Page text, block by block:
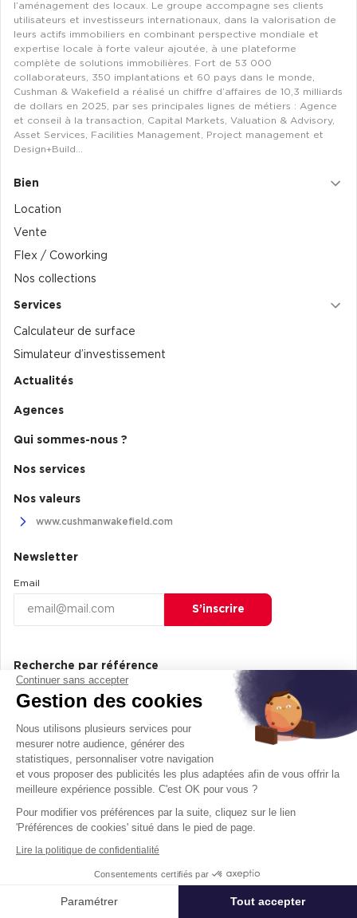
Affiner ma recherche
Location Bureaux Mulhouse
Location Bureaux Saint-Denis
Location Bureaux Massy
Location Bureaux Nanterre
Location Bureaux Courbevoie
Location Bureaux Puteaux
Location Bureaux Asnières-Sur-Seine
Location Bureaux Montrouge
l’aménagement des locaux. Le groupe accompagne ses clients
utilisateurs et investisseurs internationaux, dans la valorisation de
leurs actifs immobiliers en combinant perspective mondiale et
expertise locale à forte valeur ajoutée, à une plateforme
complète de solutions immobilières. Fort de 53 000
collaborateurs, 350 implantations et 60 pays dans le monde,
Cushman & Wakefield a réalisé un chiffre d’affaires de 10,3 milliards
de dollars en 2025, par ses principales lignes de métiers : Agence
et conseil à la transaction, Capital Markets, Valuation & Advisory,
Asset Services, Facilities Management, Project management et
Design+Build…
Bien
Location
Vente
Flex / Coworking
Nos collections
Services
Calculateur de surface
Simulateur d’investissement
Actualités
Agences
Qui sommes-nous ?
Nos services
Nos valeurs
www.cushmanwakefield.com
Newsletter
Email
S’inscrire
Recherche par référence
Rechercher
Bureaux
Location de bureaux
Location Bureaux à Marseille (13000)
Continuer sans accepter
Gestion des cookies
Nous utilisons plusieurs services pour
mesurer notre audience, générer des
statistiques, personnaliser votre navigation
et vous proposer des publicités les plus adaptées afin de vous offrir la
meilleure expérience possible. C'est OK pour vous ?
Pour modifier vos préférences par la suite, cliquez sur le lien
'Préférences de cookies' situé dans le pied de page.
Lire la politique de confidentialité
Consentements certifiés par
Paramétrer Tout accepter